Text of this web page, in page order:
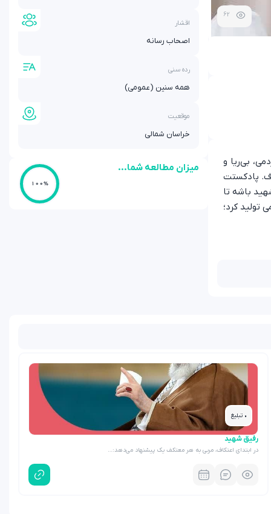
اقشار
اصحاب رسانه
رده سنی
همه سنین (عمومی)
موقعیت
خراسان شمالی
میزان مطالعه شما...
100%
62
بی‌ریا و
پادکستت
باشه تا
کرد؛
• تبلیغ
رفیق شهید
در ابتدای اعتکاف، مربی به هر معتکف یک پیشنهاد می‌دهد:…